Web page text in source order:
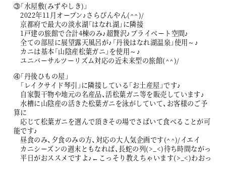
③「水屋敷(みずやしき)」
2022年11月オープン♪さらぴんやん(^^)/
京都府で最大の淡水湖「はなれ湖」に隣接
1戸建の旅館で合計4棟のみ♪超贅沢♪プライベート空間♪
全ての部屋に展望露天風呂が♪「丹後はなれ湖温泉」使用～♪
カニは基本「山陰産松葉ガニ」を使用～♪
ユニバーサルツーリズム対応の近未来型の旅館(^^)/
④「丹後ひもの屋」
「レイクサイド琴引」に隣接している「お土産屋」です♪
自家製干物や地元の名産品、活松葉ガニ等を販売しています♪
水槽に山陰産の活きた松葉ガニを泳がしていて、お客様のご予
算に
応じて松葉ガニを選んで頂きその場でさばいて食べることが可
能です♪
昼食のみ、夕食のみの方、対応の大人気企画です(^^)/イエイ
カニシーズンの週末ともなれば、長蛇の列(>_<)待ち時間ながっ
平日がおススメですよ♪←こっそり教えちゃいます(>_<)わおっ